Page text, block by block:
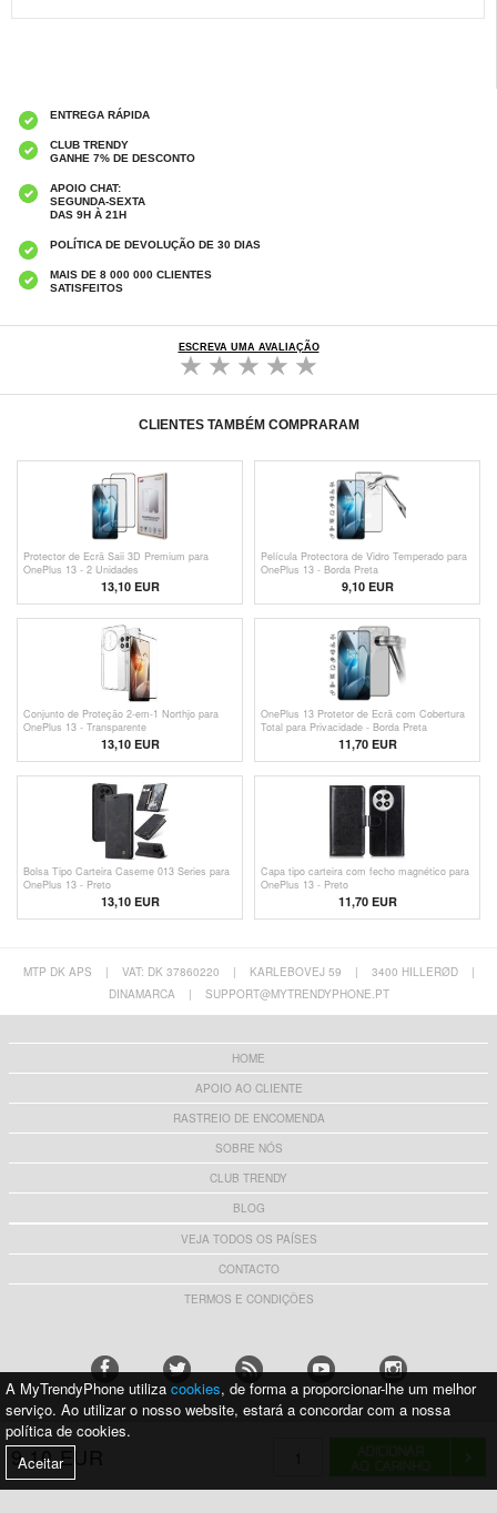
ENTREGA RÁPIDA
CLUB TRENDY
GANHE 7% DE DESCONTO
APOIO CHAT:
SEGUNDA-SEXTA
DAS 9H À 21H
POLÍTICA DE DEVOLUÇÃO DE 30 DIAS
MAIS DE 8 000 000 CLIENTES
SATISFEITOS
ESCREVA UMA AVALIAÇÃO
CLIENTES TAMBÉM COMPRARAM
Protector de Ecrã Saii 3D Premium para
OnePlus 13 - 2 Unidades
13,10 EUR
Película Protectora de Vidro Temperado para
OnePlus 13 - Borda Preta
9,10 EUR
Conjunto de Proteção 2-em-1 Northjo para
OnePlus 13 - Transparente
13,10 EUR
OnePlus 13 Protetor de Ecrã com Cobertura
Total para Privacidade - Borda Preta
11,70 EUR
Bolsa Tipo Carteira Caseme 013 Series para
OnePlus 13 - Preto
13,10 EUR
Capa tipo carteira com fecho magnético para
OnePlus 13 - Preto
11,70 EUR
9,10 EUR
MTP DK APS | VAT: DK 37860220 | KARLEBOVEJ 59 | 3400 HILLERØD
|
DINAMARCA
| SUPPORT@MYTRENDYPHONE.PT
HOME
APOIO AO CLIENTE
RASTREIO DE ENCOMENDA
SOBRE NÓS
CLUB TRENDY
BLOG
VEJA TODOS OS PAÍSES
CONTACTO
TERMOS E CONDIÇÕES
APOIAMOS COM ORGULHO:
A MyTrendyPhone utiliza cookies, de forma a proporcionar-lhe um melhor
serviço. Ao utilizar o nosso website, estará a concordar com a nossa
política de cookies.
Aceitar